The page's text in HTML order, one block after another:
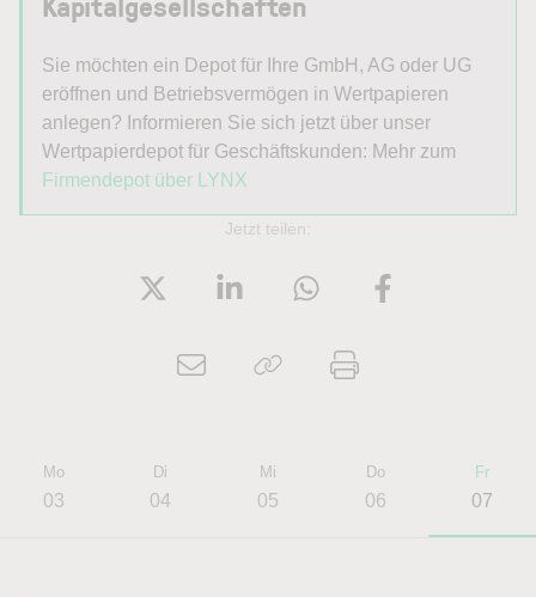
Sie möchten ein Depot für Ihre GmbH, AG oder UG
eröffnen und Betriebsvermögen in Wertpapieren
anlegen? Informieren Sie sich jetzt über unser
Wertpapierdepot für Geschäftskunden: Mehr zum
Firmendepot über LYNX
Jetzt teilen:
Mo
03
Di
04
Mi
05
Do
06
Fr
07